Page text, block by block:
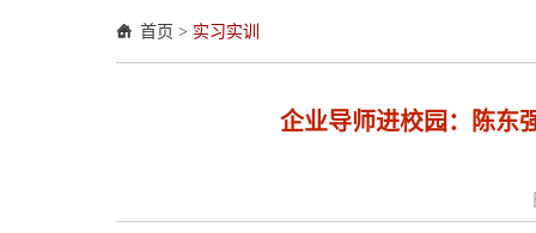
首页 > 实习实训
企业导师进校园：陈东